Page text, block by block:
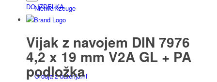
Niet­werk­zeuge
Orodja z baterijami
DO IZDELKA
Vijak z navojem DIN 7976
4,2 x 19 mm V2A GL + PA
podložka